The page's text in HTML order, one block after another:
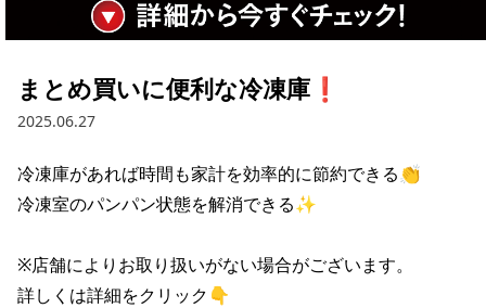
まとめ買いに便利な冷凍庫❗
2025.06.27
冷凍庫があれば時間も家計を効率的に節約できる👏
冷凍室のパンパン状態を解消できる✨
※店舗によりお取り扱いがない場合がございます。
詳しくは詳細をクリック👇